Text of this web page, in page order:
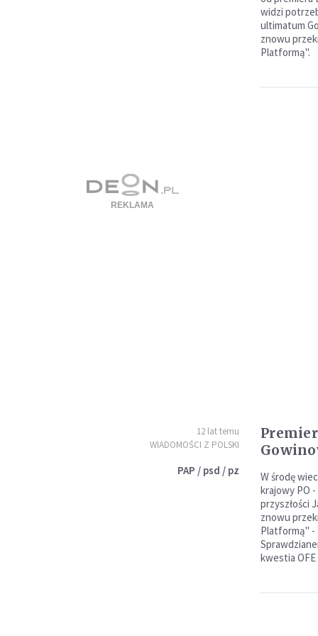
widzi
ultimatum
znowu
Platformą".
12 lat temu
WIADOMOŚCI Z POLSKI
PAP / psd / pz
W środę
krajowy PO -
przyszłości
znowu
Platformą" -
kwestia